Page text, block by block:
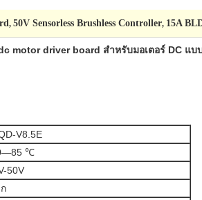
, 50V Sensorless Brushless Controller, 15A
motor driver board สำหรับมอเตอร์ DC แ
V8.5E
℃
50V